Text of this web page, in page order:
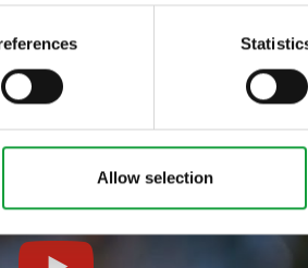
Allow selection